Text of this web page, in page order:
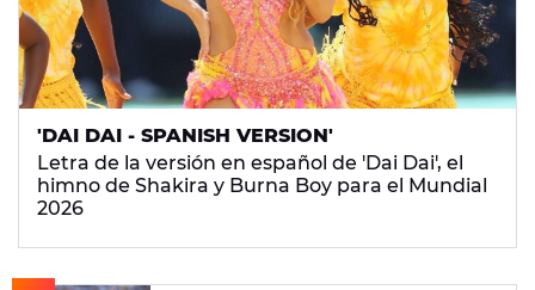
'DAI DAI - SPANISH VERSION'
Letra de la versión en español de 'Dai Dai', el
himno de Shakira y Burna Boy para el Mundial
2026